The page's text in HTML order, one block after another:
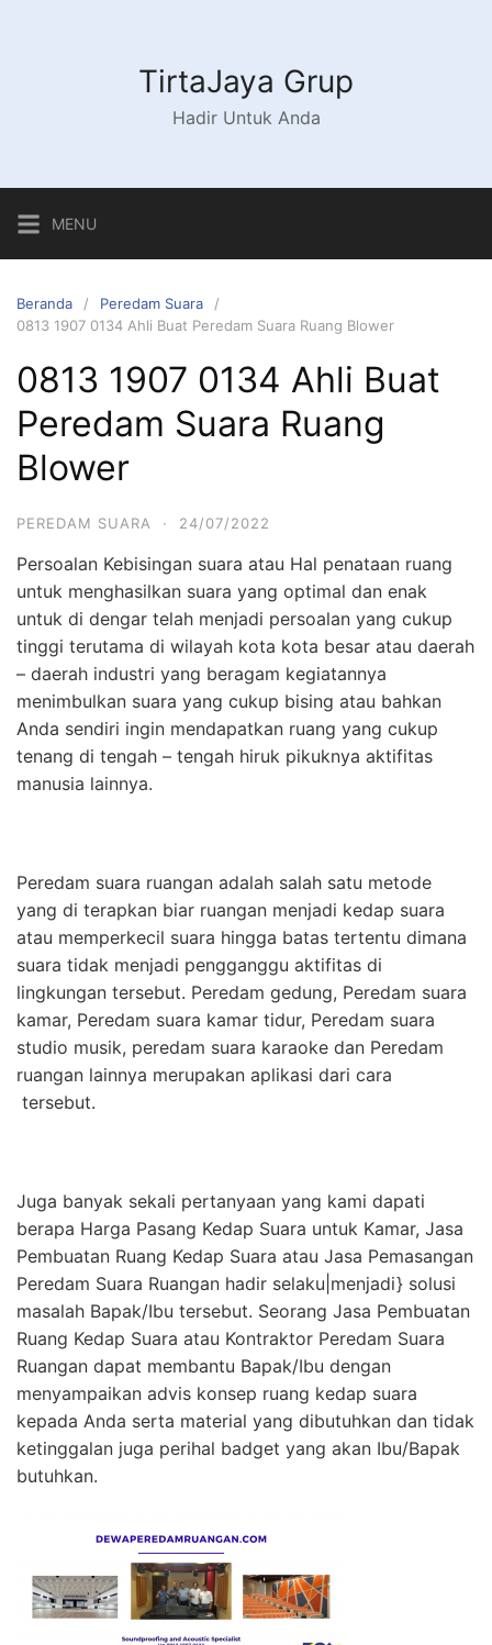
TirtaJaya Grup
Hadir Untuk Anda
MENU
Beranda
Peredam Suara
0813 1907 0134 Ahli Buat Peredam Suara Ruang Blower
0813 1907 0134 Ahli Buat
Peredam Suara Ruang
Blower
PEREDAM SUARA · 24/07/2022
Persoalan Kebisingan suara atau Hal penataan ruang
untuk menghasilkan suara yang optimal dan enak
untuk di dengar telah menjadi persoalan yang cukup
tinggi terutama di wilayah kota kota besar atau daerah
– daerah industri yang beragam kegiatannya
menimbulkan suara yang cukup bising atau bahkan
Anda sendiri ingin mendapatkan ruang yang cukup
tenang di tengah – tengah hiruk pikuknya aktifitas
manusia lainnya.
Peredam suara ruangan adalah salah satu metode
yang di terapkan biar ruangan menjadi kedap suara
atau memperkecil suara hingga batas tertentu dimana
suara tidak menjadi pengganggu aktifitas di
lingkungan tersebut. Peredam gedung, Peredam suara
kamar, Peredam suara kamar tidur, Peredam suara
studio musik, peredam suara karaoke dan Peredam
ruangan lainnya merupakan aplikasi dari cara
tersebut.
Juga banyak sekali pertanyaan yang kami dapati
berapa Harga Pasang Kedap Suara untuk Kamar, Jasa
Pembuatan Ruang Kedap Suara atau Jasa Pemasangan
Peredam Suara Ruangan hadir selaku|menjadi} solusi
masalah Bapak/Ibu tersebut. Seorang Jasa Pembuatan
Ruang Kedap Suara atau Kontraktor Peredam Suara
Ruangan dapat membantu Bapak/Ibu dengan
menyampaikan advis konsep ruang kedap suara
kepada Anda serta material yang dibutuhkan dan tidak
ketinggalan juga perihal badget yang akan Ibu/Bapak
butuhkan.